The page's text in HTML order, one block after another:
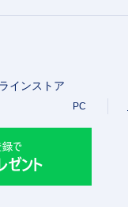
インストア
PC